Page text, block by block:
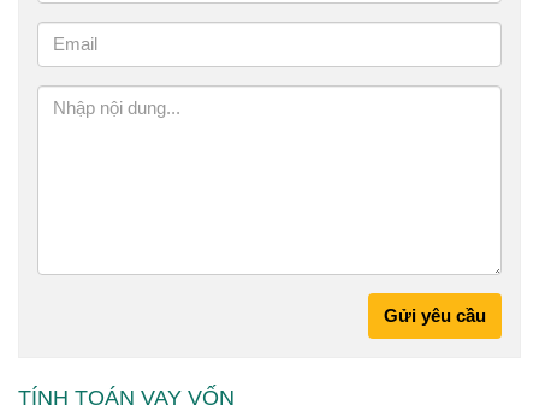
Gửi yêu cầu
TÍNH TOÁN VAY VỐN